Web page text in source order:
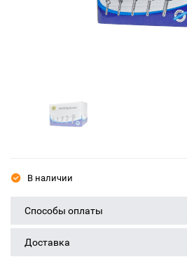
В наличии
Способы оплаты
Доставка